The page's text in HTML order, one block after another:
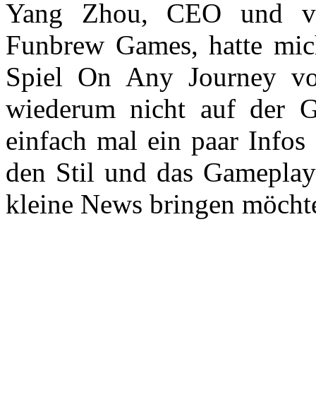
Yang Zhou, CEO und
Funbrew Games, hatte
Spiel On Any Journey
wiederum nicht auf der
einfach mal ein paar
den Stil und das
kleine News bringen